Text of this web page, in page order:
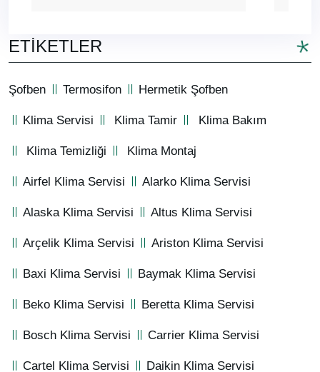
ETIKETLER
Şofben Termosifon Hermetik Şofben
Klima Servisi Klima Tamir Klima Bakım
Klima Temizliği Klima Montaj
Airfel Klima Servisi Alarko Klima Servisi
Alaska Klima Servisi Altus Klima Servisi
Arçelik Klima Servisi Ariston Klima Servisi
Baxi Klima Servisi Baymak Klima Servisi
Beko Klima Servisi Beretta Klima Servisi
Bosch Klima Servisi Carrier Klima Servisi
Cartel Klima Servisi Daikin Klima Servisi